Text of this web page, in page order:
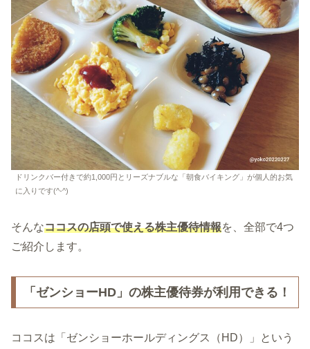
ドリンクバー付きで約1,000円とリーズナブルな「朝食バイキング」が個人的お気
に入りです(^-^)
そんなココスの店頭で使える株主優待情報を、全部で4つ
ご紹介します。
「ゼンショーHD」の株主優待券が利用できる！
ココスは「ゼンショーホールディングス（HD）」という